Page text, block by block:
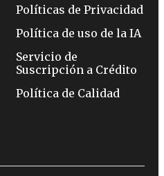
Políticas de Privacidad
Política de uso de la IA
Servicio de
Suscripción a Crédito
Política de Calidad